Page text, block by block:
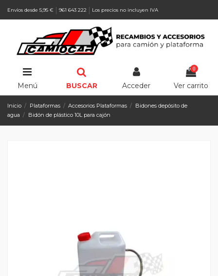
Envíos desde 5,95 € 961 643 222 Los precios no incluyen IVA
Menú BUSCAR Acceder
0
Ver carrito
Inicio Plataformas Accesorios Plataformas
Bidones depósito de
agua
Bidón de plástico 10L para cajón